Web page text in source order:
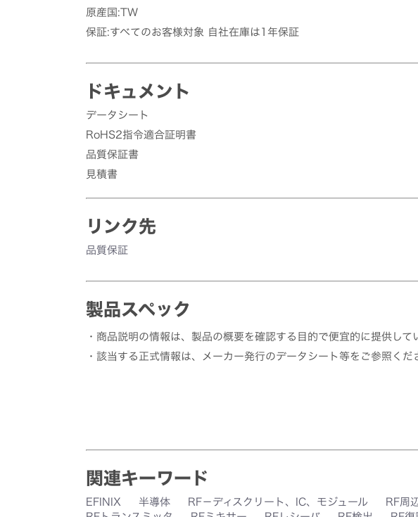
原産国:TW
保証:すべてのお客様対象 自社在庫は1年保証
ドキュメント
データシート
RoHS2指令適合証明書
品質保証書
見積書
リンク先
品質保証
製品スペック
・商品説明の情報は、製品の概要を確認する目的で便宜的に提供して
・該当する正式情報は、メーカー発行のデータシート等をご参照くだ
関連キーワード
EFINIX 半導体 RF－ディスクリート、IC、モジュール RF周